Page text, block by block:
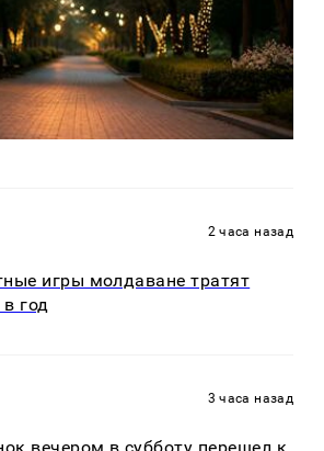
2 часа назад
игры молдаване тратят
год
3 часа назад